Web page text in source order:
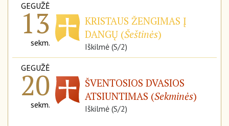
GEGUŽĖ
13
sekm.
KRISTAUS ŽENGIMAS Į
DANGŲ (Šeštinės)
Iškilmė (S/2)
GEGUŽĖ
20
sekm.
ŠVENTOSIOS DVASIOS
ATSIUNTIMAS (Sekminės)
Iškilmė (S/2)